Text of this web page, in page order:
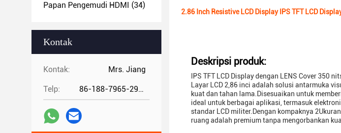
Papan Pengemudi HDMI (34)
Kontak
Kontak: Mrs. Jiang
Telp: 86-188-7965-2960
2.86 Inch Resistive LCD Display IPS TFT LCD
Deskripsi produk:
IPS TFT LCD Display dengan LENS Cover 350
Layar LCD 2,86 inci adalah solusi antarmuka
kuat dan tahan lama.Disesuaikan untuk
ideal untuk berbagai aplikasi, termasuk
standar LCD militer.Dengan kompaknya
ruang adalah premium tanpa mengorbankan